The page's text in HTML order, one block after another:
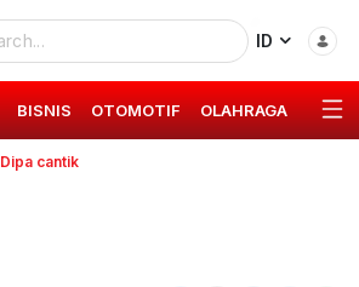
ID
BISNIS OTOMOTIF OLAHRAGA GAYA
Dipa cantik